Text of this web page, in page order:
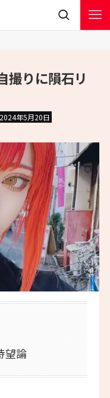
撮りに隕石リ
2024年5月20日
望論